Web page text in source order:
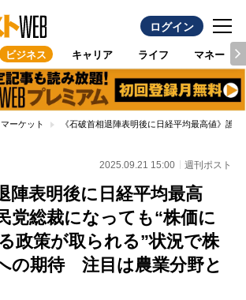
ログイン
ビジネス キャリア ライフ マネー
マーケット 《石破首相退陣表明後に日経平均最高値》誰
2025.09.21 15:00 週刊ポスト
陣表明後に日経平均最高
党総裁になっても“株価に
政策が取られる”状況で株
の期待 注目は農業分野と